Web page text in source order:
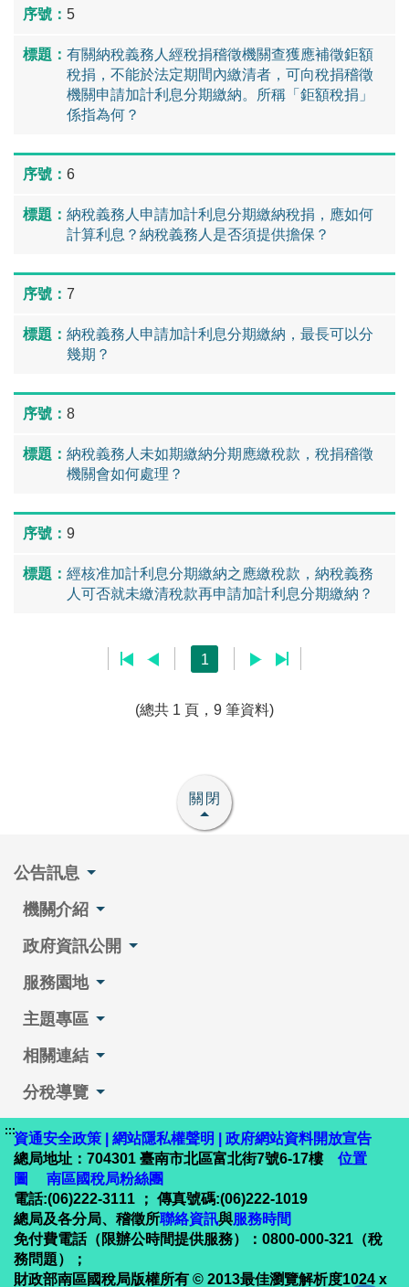
5
有關納稅義務人經稅捐稽徵機關查獲應補徵鉅額
稅捐，不能於法定期間內繳清者，可向稅捐稽徵
機關申請加計利息分期繳納。所稱「鉅額稅捐」
係指為何？
6
納稅義務人申請加計利息分期繳納稅捐，應如何
計算利息？納稅義務人是否須提供擔保？
7
納稅義務人申請加計利息分期繳納，最長可以分
幾期？
8
納稅義務人未如期繳納分期應繳稅款，稅捐稽徵
機關會如何處理？
9
經核准加計利息分期繳納之應繳稅款，納稅義務
人可否就未繳清稅款再申請加計利息分期繳納？
1
(總共 1 頁，9 筆資料)
關閉
公告訊息
機關介紹
政府資訊公開
服務園地
主題專區
相關連結
分稅導覽
:::資通安全政策 網站隱私權聲明
政府網站資料開放宣告
總局地址：704301 臺南市北區富北街7號6-17樓
位置
圖
南區國稅局粉絲團
電話:(06)222-3111 ； 傳真號碼:(06)222-1019
總局及各分局、稽徵所聯絡資訊與服務時間
免付費電話（限辦公時間提供服務）：0800-000-321（稅
務問題）；
財政部南區國稅局版權所有 © 2013最佳瀏覽解析度1024 x